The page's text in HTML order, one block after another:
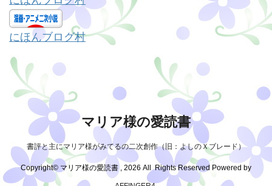
にほんブログ村
マリア様の愛読書
書評と主にマリア様がみてるの二次創作（旧：よしのＸブレード）
Copyright© マリア様の愛読書 , 2026 All Rights Reserved Powered by